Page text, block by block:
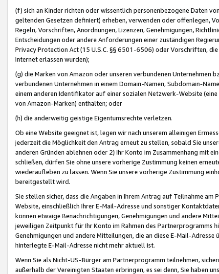
(f) sich an Kinder richten oder wissentlich personenbezogene Daten
geltenden Gesetzen definiert) erheben, verwenden oder offenlegen,
Regeln, Vorschriften, Anordnungen, Lizenzen, Genehmigungen,
Entscheidungen oder andere Anforderungen einer zuständigen
Privacy Protection Act (15 U.S.C. §§ 6501-6506) oder Vorschriften,
Internet erlassen wurden);
(g) die Marken von Amazon oder unseren verbundenen Unternehmen
verbundenen Unternehmen in einem Domain-Namen, Subdomain-
einem anderen Identifikator auf einer sozialen Netzwerk-Website
von Amazon-Marken) enthalten; oder
(h) die anderweitig geistige Eigentumsrechte verletzen.
Ob eine Website geeignet ist, legen wir nach unserem alleinigen
jederzeit die Möglichkeit den Antrag erneut zu stellen, sobald Sie
anderen Gründen ablehnen oder 2) Ihr Konto im Zusammenhang mit
schließen, dürfen Sie ohne unsere vorherige Zustimmung keinen
wiederaufleben zu lassen. Wenn Sie unsere vorherige Zustimmung
bereitgestellt wird.
Sie stellen sicher, dass die Angaben in Ihrem Antrag auf Teilnahme
Website, einschließlich Ihrer E-Mail-Adresse und sonstiger
können etwaige Benachrichtigungen, Genehmigungen und andere
jeweiligen Zeitpunkt für Ihr Konto im Rahmen des Partnerprogramms
Genehmigungen und andere Mitteilungen, die an diese E-Mail-
hinterlegte E-Mail-Adresse nicht mehr aktuell ist.
Wenn Sie als Nicht-US-Bürger am Partnerprogramm teilnehmen,
außerhalb der Vereinigten Staaten erbringen, es sei denn, Sie haben